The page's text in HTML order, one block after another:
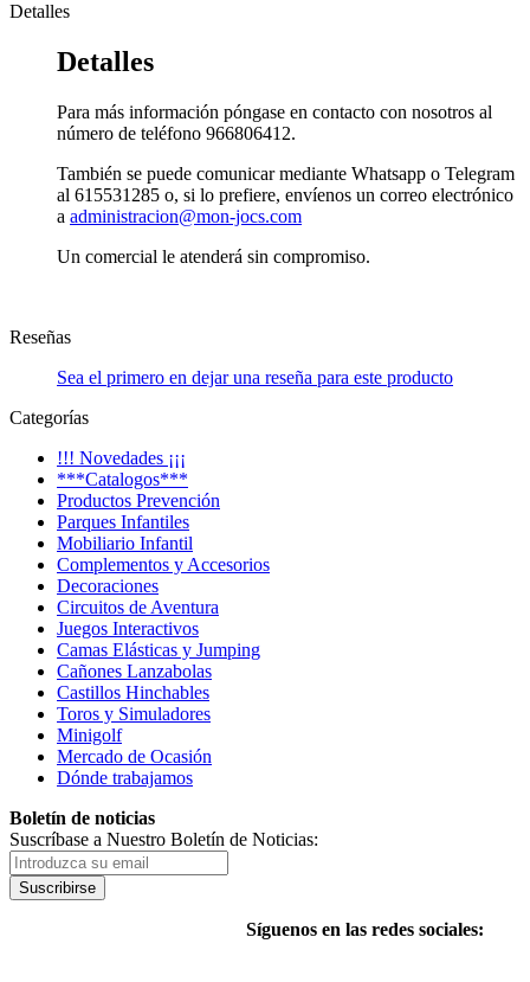
Detalles
Detalles
Para más información póngase en contacto con nosotros al
número de teléfono 966806412.
También se puede comunicar mediante Whatsapp o Telegram
al 615531285 o, si lo prefiere, envíenos un correo electrónico
a administracion@mon-jocs.com
Un comercial le atenderá sin compromiso.
Reseñas
Sea el primero en dejar una reseña para este producto
Categorías
!!! Novedades ¡¡¡
***Catalogos***
Productos Prevención
Parques Infantiles
Mobiliario Infantil
Complementos y Accesorios
Decoraciones
Circuitos de Aventura
Juegos Interactivos
Camas Elásticas y Jumping
Cañones Lanzabolas
Castillos Hinchables
Toros y Simuladores
Minigolf
Mercado de Ocasión
Dónde trabajamos
Boletín de noticias
Suscríbase a Nuestro Boletín de Noticias:
Suscribirse
Síguenos en las redes sociales: